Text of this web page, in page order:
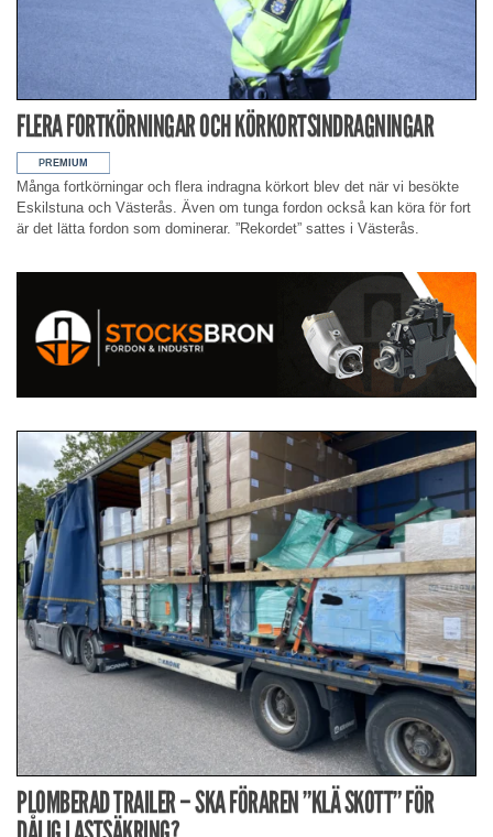
FLERA FORTKÖRNINGAR OCH KÖRKORTSINDRAGNINGAR
Många fortkörningar och flera indragna körkort blev det när vi besökte
Eskilstuna och Västerås. Även om tunga fordon också kan köra för fort
är det lätta fordon som dominerar. ”Rekordet” sattes i Västerås.
PLOMBERAD TRAILER – SKA FÖRAREN ”KLÄ SKOTT” FÖR